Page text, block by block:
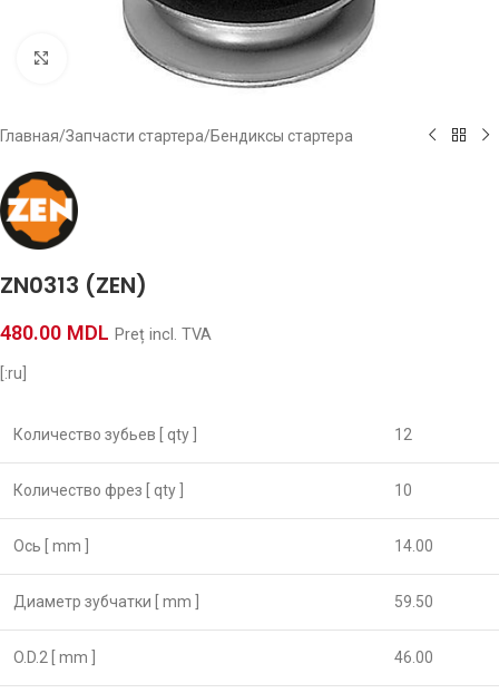
Click to enlarge
Главная/Запчасти стартера/Бендиксы стартера
ZN0313 (ZEN)
480.00 MDL Preț incl. TVA
[:ru]
Количество зубьев [ qty ] 12
Количество фрез [ qty ] 10
Ось [ mm ] 14.00
Диаметр зубчатки [ mm ] 59.50
O.D.2 [ mm ] 46.00